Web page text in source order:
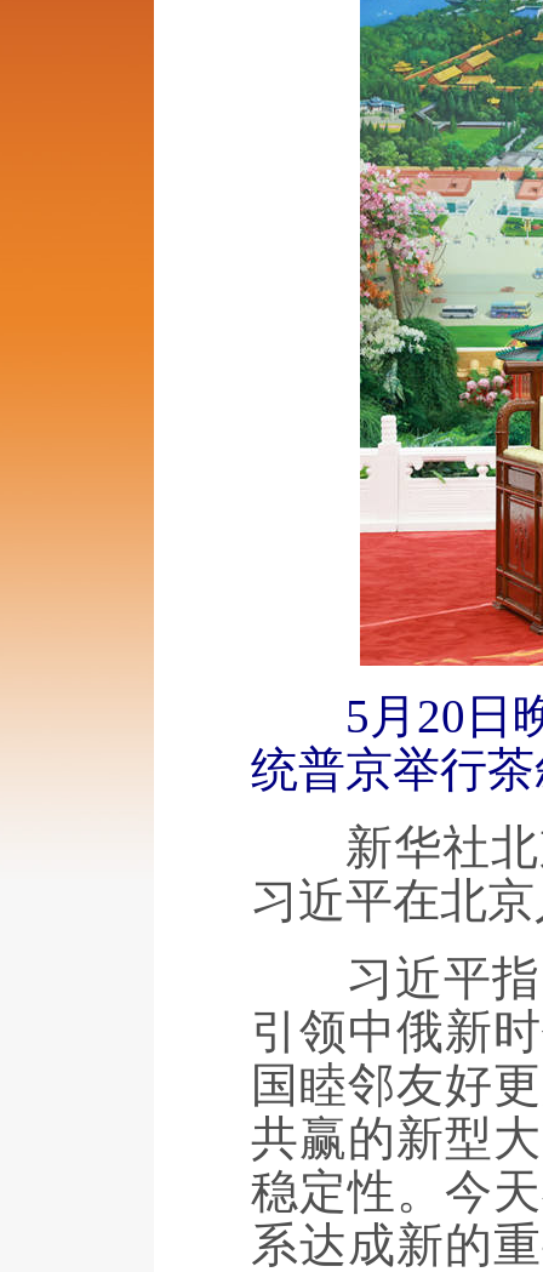
5月20日
统普京举行
新华社北
习近平在北
习近平指
引领中俄新
国睦邻友好
共赢的新型
稳定性。今
系达成新的